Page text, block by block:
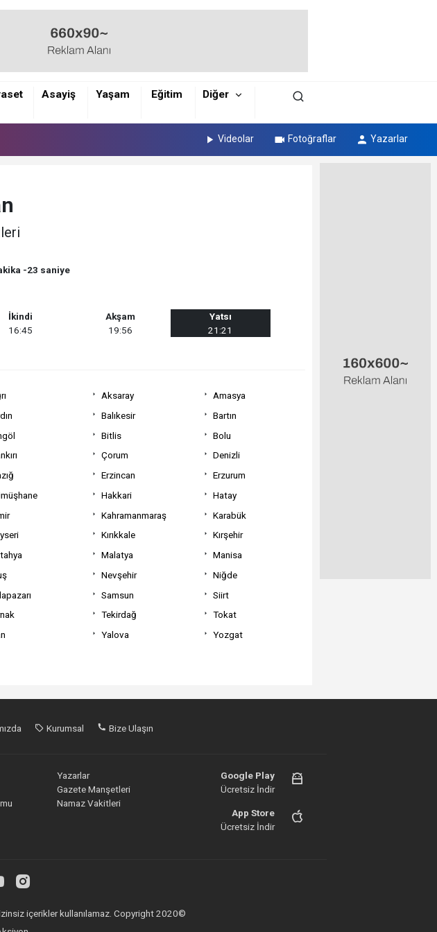
Asayiş Yaşam Eğitim Diğer
Videolar Fotoğraflar Yazarlar
-23 saniye
İkindi
16:45
Akşam
19:56
Yatsı
21:21
Aksaray
Amasya
Balıkesir
Bartın
Bitlis
Bolu
Çorum
Denizli
Erzincan
Erzurum
Hakkari
Hatay
Kahramanmaraş
Karabük
Kırıkkale
Kırşehir
Malatya
Manisa
Nevşehir
Niğde
Samsun
Siirt
Tekirdağ
Tokat
Yalova
Yozgat
Kurumsal Bize Ulaşın
Yazarlar
Gazete Manşetleri
Namaz Vakitleri
Google Play
Ücretsiz İndir
App Store
Ücretsiz İndir
içerikler kullanılamaz. Copyright 2020©